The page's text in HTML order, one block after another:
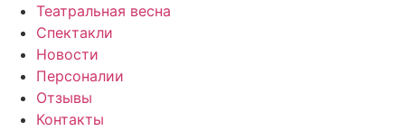
Театральная весна
Спектакли
Новости
Персоналии
Отзывы
Контакты